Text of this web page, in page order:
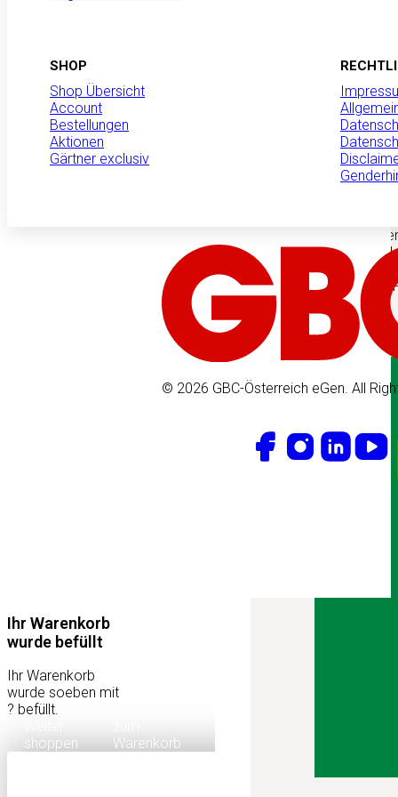
Produktneuheiten
MANNA
Pflanzen
erhebliche
verursachen. Mit
steht eine
zur Verfügung,
Mehr erfahren
SHOP
Shop Übersicht
Account
Bestellungen
Aktionen
Gärtner exclusiv
© 2026 GBC-Österreich eGen. All
Ihr Warenkorb
wurde befüllt
Ihr Warenkorb
wurde soeben mit
? befüllt.
shoppen
Warenkorb